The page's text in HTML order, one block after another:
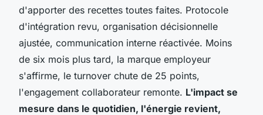
d'apporter des recettes toutes faites. Protocole
d'intégration revu, organisation décisionnelle
ajustée, communication interne réactivée. Moins
de six mois plus tard, la marque employeur
s'affirme, le turnover chute de 25 points,
l'engagement collaborateur remonte. L'impact se
mesure dans le quotidien, l'énergie revient,